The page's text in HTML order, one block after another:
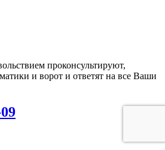
проконсультируют,
и ворот и ответят на все Ваши